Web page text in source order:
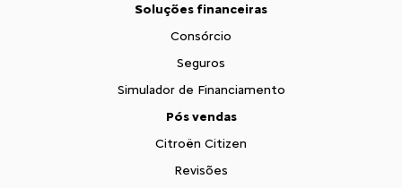
Soluções financeiras
Consórcio
Seguros
Simulador de Financiamento
Pós vendas
Citroën Citizen
Revisões